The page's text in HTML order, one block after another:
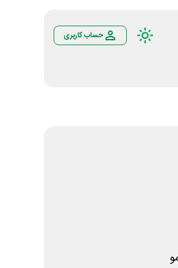
حساب کاربری